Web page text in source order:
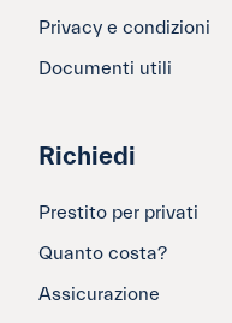
Privacy e condizioni
Documenti utili
Richiedi
Prestito per privati
Quanto costa?
Assicurazione